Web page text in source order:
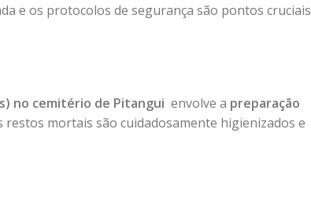
e os protocolos de segurança são pontos cruciais
no cemitério de Pitangui envolve a preparação
mortais são cuidadosamente higienizados e